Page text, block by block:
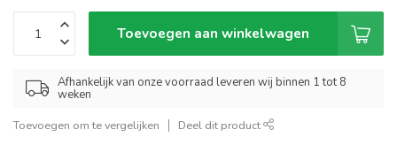
Toevoegen aan winkelwagen
Afhankelijk van onze voorraad leveren wij binnen 1 tot 8
weken
Toevoegen om te vergelijken Deel dit product